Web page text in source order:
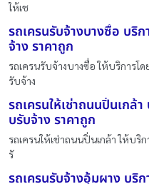
ให้เช
รถเครนรับจ้างบางซื่อ บริ
จ้าง ราคาถูก
รถเครนรับจ้างบางซื่อ ให้บริการโ
รับจ้าง
รถเครนให้เช่าถนนปิ่นเกล้
บรับจ้าง ราคาถูก
รถเครนให้เช่าถนนปิ่นเกล้า ให้บริ
รั
รถเครนรับจ้างอุ้มผาง บริก